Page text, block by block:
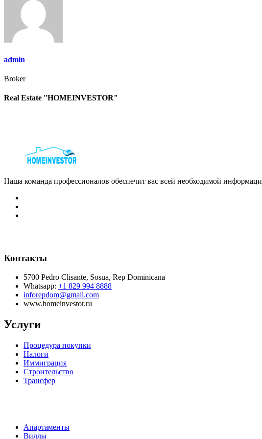
записям
admin
Broker
Real Estate ''HOMEINVESTOR"
Наша команда профессионалов обеспечит вас всей необходимой
Контакты
5700 Pedro Clisante, Sosua, Rep Dominicana
Whatsapp: +1 829 994 8888
inforepdom@gmail.com
www.homeinvestor.ru
Услуги
Процедура покупки
Налоги
Иммиграция
Строительство
Трансфер
Апартаменты
Виллы